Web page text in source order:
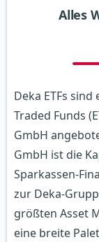
Alles
Deka ETFs
Traded Funds
GmbH
GmbH ist die
Sparkassen-
zur Deka-
größten Asset
eine breite